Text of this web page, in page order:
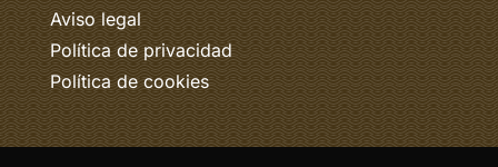
Aviso legal
Política de privacidad
Política de cookies